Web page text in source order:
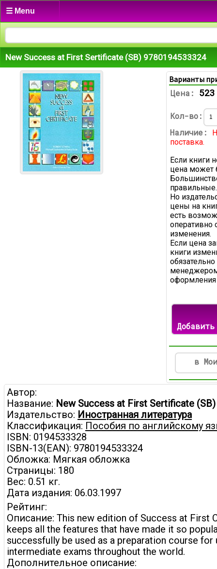
☰ Menu
New Success at First Sertificate (SB) 9780194533324
Варианты
Цена:
Кол-во:
Наличие:
поставка.
Если книги
цена может
правильные.
Но
цены на
есть
оперативно
изменения.
Если цена
книги
оформления
в
Автор:
Название: New Success at First Sertificate (SB)
Издательство: Иностранная литература
Классификация: Пособия по английскому
ISBN: 0194533328
ISBN-13(EAN): 9780194533324
Обложка: Мягкая обложка
Страницы: 180
Вес: 0.51 кг.
Дата издания: 06.03.1997
Рейтинг:
Описание: This new edition of Success at First
keeps all the features that have made it so
successfully be used as a preparation course for
intermediate exams throughout the world.
Дополнительное описание: